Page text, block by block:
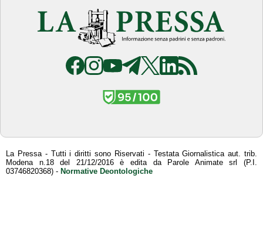
La Pressa - Tutti i diritti sono Riservati - Testata Giornalistica aut. trib.
Modena n.18 del 21/12/2016 è edita da Parole Animate srl (P.I.
03746820368) - Normative Deontologiche